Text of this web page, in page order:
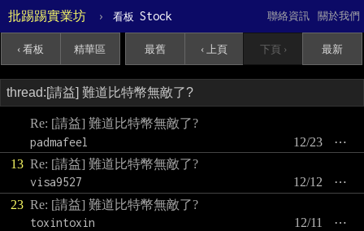
批踢踢實業坊 › 看板 Stock 關於我們
聯絡資訊
‹ 看板 精華區 最舊 ‹ 上頁 下頁 › 最新
Re: [請益] 難道比特幣無敵了?
padmafeel
⋯
12/23
13 Re: [請益] 難道比特幣無敵了?
visa9527
⋯
12/12
23 Re: [請益] 難道比特幣無敵了?
toxintoxin
⋯
12/11